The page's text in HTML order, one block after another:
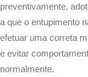
preventivamente,
a que o entupimento
efetuar uma correta
e evitar
normalmente.